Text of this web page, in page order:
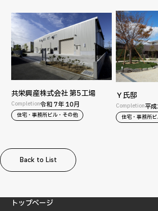
共栄興産株式会社 第5工場
Completion令和 7年 10月
住宅・事務所ビル・その他
Ｙ氏邸
Completion平
住宅・事務所
Back to List
トップページ